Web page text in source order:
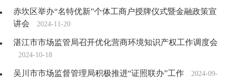
赤坎区举办“名特优新”个体工商户授牌仪式暨金融政策宣
讲会
2024-11-20
湛江市市场监管局召开优化营商环境知识产权工作调度会
2024-10-18
吴川市市场监督管理局积极推进“证照联办”工作 2024-09-